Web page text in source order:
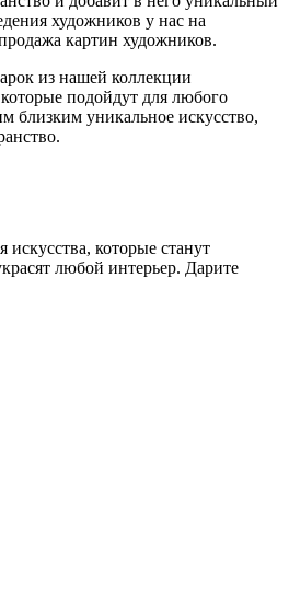
художников у нас на
картин художников.
из нашей коллекции
подойдут для любого
близким уникальное искусство,
которые станут
любой интерьер. Дарите